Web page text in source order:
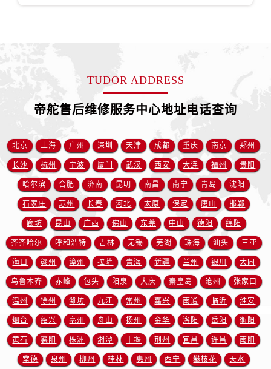
安徽省宿州市埇桥区人民中路帝舵售后服务中心（需提前预约）
福建省三明市三元区东乾二路帝舵售后服务中心（需提前预约）
福建省漳州市龙文区步港路帝舵售后服务中心（需提前预约）
江苏省常州市新北区龙锦路1590号现代传媒中心5号楼10层1008室帝舵售后服务中心（需提前预约）
江苏省淮安市清江浦区淮海北路帝舵售后服务中心（需提前预约）
江苏省连云港市海州区通灌北路帝舵售后服务中心（需提前预约）
江苏省南京市秦淮区中山南路1号南京中心22层22-C1-C3室帝舵售后服务中心（需提前预约）
江苏省宿迁市宿城区西湖路帝舵售后服务中心（需提前预约）
江苏省泰州市海陵区永定东路399号置地商务中心东塔（华润万象城）17层1706室帝舵售后服务中心（需提前预约）
江苏省徐州市鼓楼区淮海东路29号苏宁广场IFC国际金融中心35层3508室帝舵售后服务中心（需提前预约）
江苏省盐城市盐都区世纪大道5号盐城金融城写字楼1号楼16层1604室帝舵售后服务中心（需提前预约）
江苏省扬州市邗江区国展路29号星耀天地写字楼1号楼18层1803室帝舵售后服务中心（需提前预约）
江苏省镇江市京口区中山东路帝舵售后服务中心（需提前预约）
江西省抚州市临川区赣东大道帝舵售后服务中心（需提前预约）
江西省赣州市章贡区文清路帝舵售后服务中心（需提前预约）
TUDOR ADDRESS
帝舵售后维修服务中心地址电话查询
北京 上海 广州 深圳 天津 成都 重庆 南京 郑州
长沙 杭州 宁波 厦门 武汉 西安 大连 福州 贵阳
哈尔滨 合肥 济南 昆明 南昌 南宁 青岛 沈阳
石家庄 苏州 长春 河北 太原 保定 唐山 邯郸
廊坊 昆山 广西 佛山 东莞 中山 德阳 绵阳
齐齐哈尔 呼和浩特 吉林 无锡 芜湖 珠海 汕头 三亚
海口 赣州 漳州 拉萨 青海 新疆 兰州 银川 大同
乌鲁木齐 赤峰 包头 阳泉 大庆 秦皇岛 沧州 张家口
温州 徐州 潍坊 九江 常州 嘉兴 南通 临沂 淮安
烟台 绍兴 亳州 舟山 扬州 金华 洛阳 岳阳 衡阳
黄石 襄阳 株洲 湘潭 十堰 荆州 宜昌 许昌 南阳
常德 泉州 柳州 桂林 惠州 西宁 攀枝花 天水